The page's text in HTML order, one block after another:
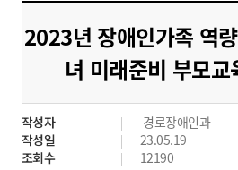
도
시
군
산
2023년 장애인가족 역
녀 미래준비 부모
작성자
경로장애인과
작성일
23.05.19
조회수
12190